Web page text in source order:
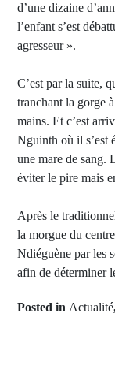
d’une dizaine
l’enfant s’est
agresseur ».
C’est par la suite,
tranchant la gorge
mains. Et c’est
Nguinth où il s’est
une mare de sang.
éviter le pire mais
Après le
la morgue du
Ndiéguène par les
afin de déterminer
Posted in Actualité